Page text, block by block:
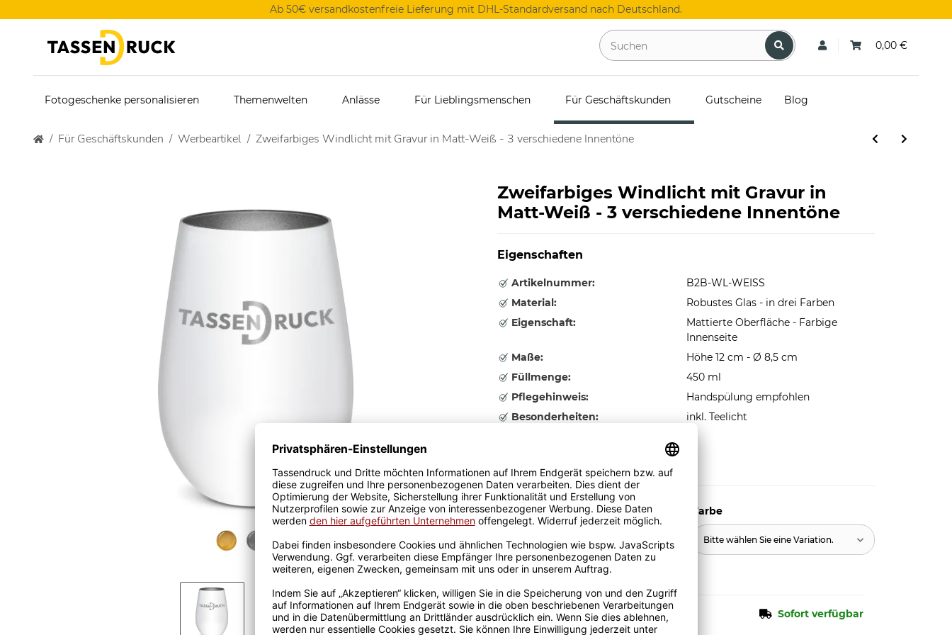
Ab 50€ versandkostenfreie Lieferung mit DHL-Standardversand nach Deutschland.
0,00 €
Fotogeschenke personalisieren Themenwelten Anlässe Für Lieblingsmenschen Für Geschäftskunden Gutscheine Blog
Für Geschäftskunden Werbeartikel Zweifarbiges Windlicht mit Gravur in Matt-Weiß - 3 verschiedene Innentöne
Zweifarbiges Windlicht mit Gravur in
Matt-Weiß - 3 verschiedene Innentöne
Eigenschaften
Artikelnummer:
B2B-WL-WEISS
Material:
Robustes Glas - in drei Farben
Eigenschaft:
Mattierte Oberfläche - Farbige
Innenseite
Maße:
Höhe 12 cm - Ø 8,5 cm
Füllmenge:
450 ml
Pflegehinweis:
Handspülung empfohlen
Besonderheiten:
inkl. Teelicht
Druckart
Bitte wählen Sie eine Variation.
Farbe
Bitte wählen Sie eine Variation.
9,95 € Sofort verfügbar
inkl. 19% MwSt. , zzgl. Versand